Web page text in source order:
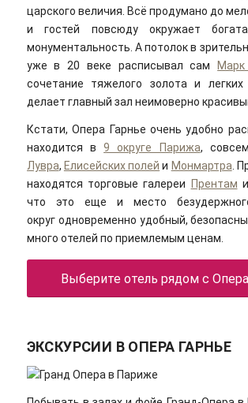
царского величия. Всё продумано до
и гостей повсюду окружает
монументальность. А потолок в
уже в 20 веке расписывал сам
сочетание тяжелого золота и легких
делает главный зал неимоверно
Кстати, Опера Гарнье очень удобно
находится в9 округе Парижа,
Лувра, Елисейских полей и Монмартра.
находятся торговые галереи
Прентам
что это еще и место
округ одновременно удобный,
много отелей по приемлемым ценам.
Выберите отель рядом с
ЭКСКУРСИИ В ОПЕРА ГАРНЬЕ